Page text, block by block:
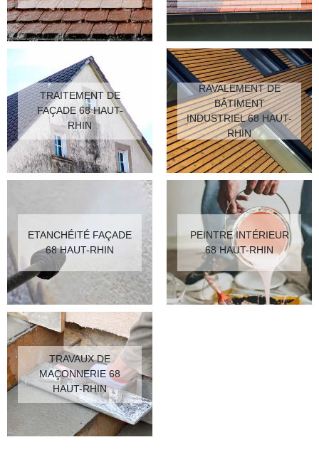
TRAITEMENT DE
FAÇADE 68 HAUT-
RHIN
RAVALEMENT DE
BÂTIMENT
INDUSTRIEL 68 HAUT-
RHIN
ETANCHÉITÉ FAÇADE
68 HAUT-RHIN
PEINTRE INTÉRIEUR
68 HAUT-RHIN
TRAVAUX DE
MAÇONNERIE 68
HAUT-RHIN